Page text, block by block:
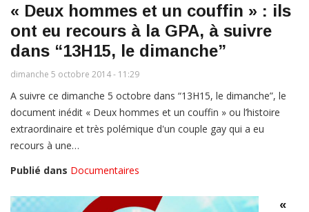
« Deux hommes et un couffin » : ils
ont eu recours à la GPA, à suivre
dans “13H15, le dimanche”
dimanche 5 octobre 2014 - 11:29
A suivre ce dimanche 5 octobre dans “13H15, le dimanche”, le
document inédit « Deux hommes et un couffin » ou l’histoire
extraordinaire et très polémique d'un couple gay qui a eu
recours à une…
Publié dans Documentaires
«